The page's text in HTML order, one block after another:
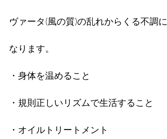
ヴァータ(風の質)の乱れからくる不調に
なります。
・身体を温めること
・規則正しいリズムで生活すること
・オイルトリートメント